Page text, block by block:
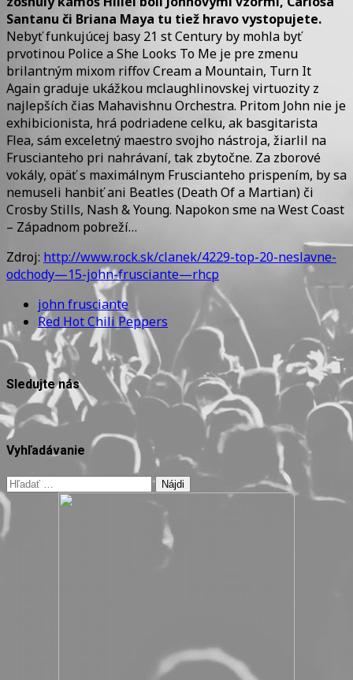
Santanu či Briana Maya tu tiež hravo vystopujete.
Nebyť funkujúcej basy 21 st Century by mohla byť
prvotinou Police a She Looks To Me je pre zmenu
brilantným mixom riffov Cream a Mountain, Turn It
Again graduje ukážkou mclaughlinovskej virtuozity z
najlepších čias Mahavishnu Orchestra. Pritom John nie je
exhibicionista, hrá podriadene celku, ak basgitarista
Flea, sám exceletný maestro svojho nástroja, žiarlil na
Fruscianteho pri nahrávaní, tak zbytočne. Za zborové
vokály, opäť s maximálnym Fruscianteho prispením, by sa
nemuseli hanbiť ani Beatles (Death Of a Martian) či
Crosby Stills, Nash & Young. Napokon sme na West Coast
– Západnom pobreží…
Zdroj: http://www.rock.sk/clanek/4229-top-20-neslavne-
odchody—15-john-frusciante—rhcp
john frusciante
Red Hot Chili Peppers
Sledujte nás
Vyhľadávanie
Hľadať: